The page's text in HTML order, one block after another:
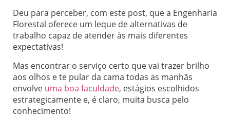
Deu para perceber, com este post, que a Engenharia
Florestal oferece um leque de alternativas de
trabalho capaz de atender às mais diferentes
expectativas!
Mas encontrar o serviço certo que vai trazer brilho
aos olhos e te pular da cama todas as manhãs
envolve uma boa faculdade, estágios escolhidos
estrategicamente e, é claro, muita busca pelo
conhecimento!